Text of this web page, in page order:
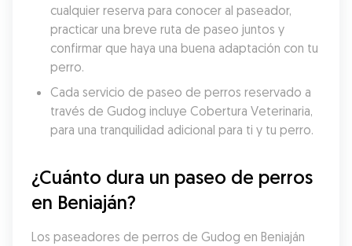
cualquier reserva para conocer al paseador,
practicar una breve ruta de paseo juntos y
confirmar que haya una buena adaptación con tu
perro.
Cada servicio de paseo de perros reservado a
través de Gudog incluye Cobertura Veterinaria,
para una tranquilidad adicional para ti y tu perro.
¿Cuánto dura un paseo de perros
en Beniaján?
Los paseadores de perros de Gudog en Beniaján